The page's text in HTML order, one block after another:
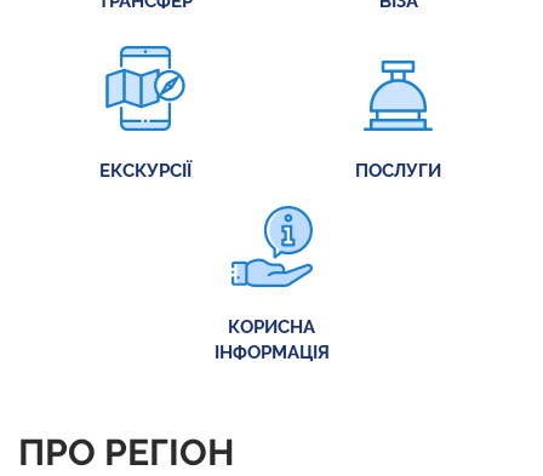
ЕКСКУРСІЇ ПОСЛУГИ
КОРИСНА
ІНФОРМАЦІЯ
ПРО РЕГІОН